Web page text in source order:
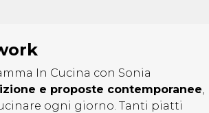
In Cucina con Sonia
e proposte contemporanee
ogni giorno. Tanti piatti